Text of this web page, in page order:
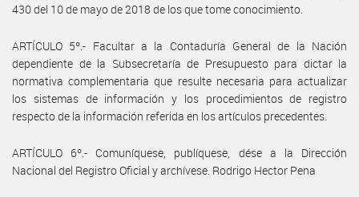
430 del 10 de mayo de 2018 de los que tome conocimiento.
ARTÍCULO 5º.- Facultar a la Contaduría General de la Nación
dependiente de la Subsecretaría de Presupuesto para dictar la
normativa complementaria que resulte necesaria para actualizar
los sistemas de información y los procedimientos de registro
respecto de la información referida en los artículos precedentes.
ARTÍCULO 6º.- Comuníquese, publíquese, dése a la Dirección
Nacional del Registro Oficial y archívese. Rodrigo Hector Pena